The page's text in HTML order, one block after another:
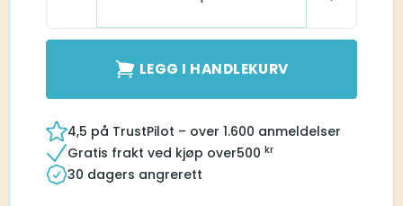
LEGG I HANDLEKURV
4,5 på TrustPilot – over 1.600 anmeldelser
Gratis frakt ved kjøp over500 kr
30 dagers angrerett